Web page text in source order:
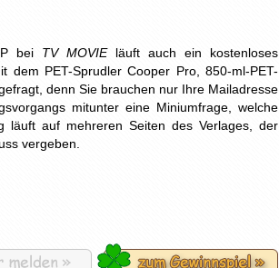
bei TV MOVIEläuft auch ein kostenloses
dem PET-Sprudler Cooper Pro, 850-ml-PET-
denn Sie brauchen nur Ihre Mailadresse
mitunter eine Miniumfrage, welche
läuft auf mehreren Seiten des Verlages, der
vergeben.